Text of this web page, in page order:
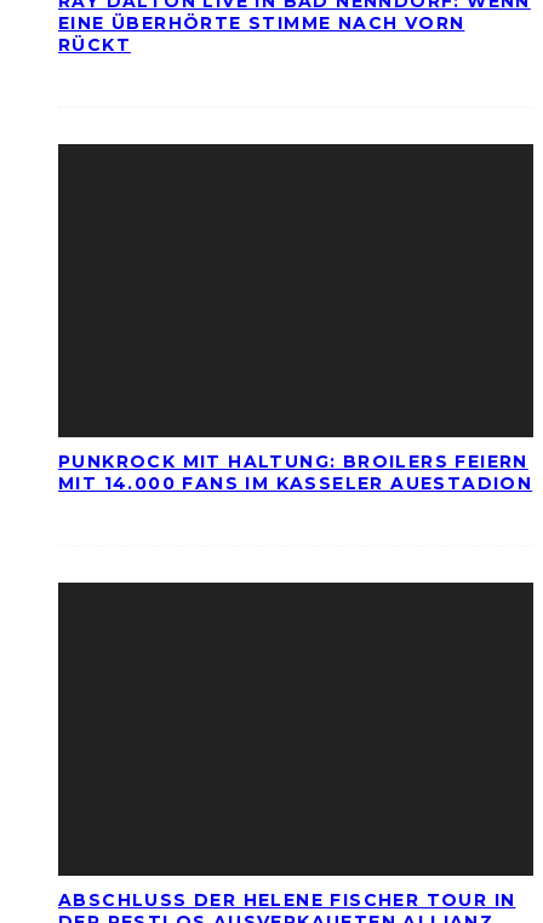
EINE ÜBERHÖRTE STIMME NACH VORN
RÜCKT
PUNKROCK MIT HALTUNG: BROILERS FEIERN
MIT 14.000 FANS IM KASSELER AUESTADION
ABSCHLUSS DER HELENE FISCHER TOUR IN